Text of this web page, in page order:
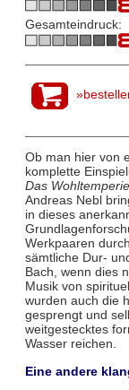
Gesamteindruck:
Ob man hier von
komplette
Das
Andreas Nebl
in dieses
Werkpaaren
sämtliche Dur-
Bach, wenn dies
Musik von
wurden auch die
gesprengt und
weitgestecktes
Wasser reichen.
Eine andere